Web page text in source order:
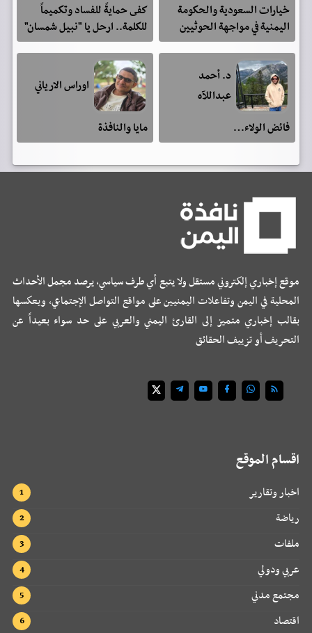
خيارات السعودية والحكومة
اليمنية في مواجهة الحوثيين
كفى حمايةً للفساد وتكميماً
للكلمة.. ارحل يا "نبيل شمسان"
د. أحمد
عبداللآه
فائض الولاء…
اوراس الارياني
مايا والنافذة
موقع إخباري إلكتروني مستقل ولا يتبع أي طرف سياسي، يرصد مجمل الأحداث
المحلية في اليمن وتفاعلات اليمنيين على مواقع التواصل الإجتماعي، ويعكسها
بقالب إخباري متميز إلى القارئ اليمني والعربي على حد سواء بعيداً عن
التحريف أو تزييف الحقائق
اقسام الموقع
اخبار وتقارير
رياضة
ملفات
عربي ودولي
مجتمع مدني
اقتصاد